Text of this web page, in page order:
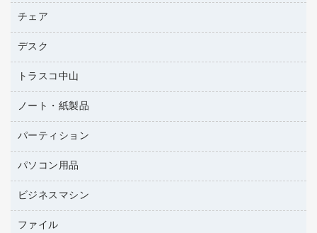
作業用雑貨
作業用手袋
倉庫収納用品
台車・脚立
防災用品
養生用品
ゴム印作成サービス
カウネットスタンプ作成サービス
チェア
オフィスチェア
ミーティングチェア
応接イス・ベンチ
デスク
カウンター
ミーティングテーブル
トラスコ中山
建築・作業用品
ノート・紙製品
ノート
ルーズリーフ
各種用紙
額縁
パーティション
パーティション
パソコン用品
ＨＤＤ／ＳＳＤ
ビジネスマシン
ＵＳＢメモリ
ファイル